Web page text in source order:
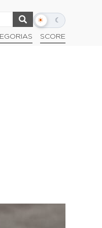
☀ ☾
Alternar
escuro
SCORE